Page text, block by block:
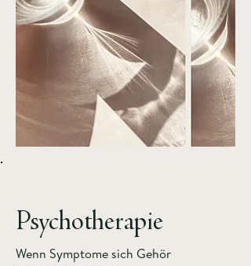
Psychotherapie
Wenn Symptome sich Gehör